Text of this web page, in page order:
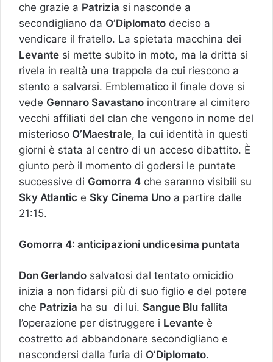
che grazie a Patrizia si nasconde a
secondigliano da O’Diplomato deciso a
vendicare il fratello. La spietata macchina dei
Levante si mette subito in moto, ma la dritta si
rivela in realtà una trappola da cui riescono a
stento a salvarsi. Emblematico il finale dove si
vede Gennaro Savastano incontrare al cimitero
vecchi affiliati del clan che vengono in nome del
misterioso O’Maestrale, la cui identità in questi
giorni è stata al centro di un acceso dibattito. È
giunto però il momento di godersi le puntate
successive di Gomorra 4 che saranno visibili su
Sky Atlantic e Sky Cinema Uno a partire dalle
21:15.
Gomorra 4: anticipazioni undicesima puntata
Don Gerlando salvatosi dal tentato omicidio
inizia a non fidarsi più di suo figlio e del potere
che Patrizia ha su di lui. Sangue Blu fallita
l’operazione per distruggere i Levante è
costretto ad abbandonare secondigliano e
nascondersi dalla furia di O’Diplomato.